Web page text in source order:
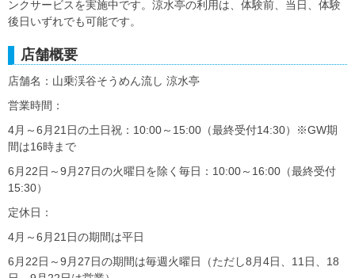
ンクサービスを実施中です。涼水亭の利用は、体験前、当日、体験
後日いずれでも可能です。
店舗概要
店舗名：山乗渓谷そうめん流し 涼水亭
営業時間：
4月～6月21日の土日祝：10:00～15:00（最終受付14:30）※GW期
間は16時まで
6月22日～9月27日の火曜日を除く毎日：10:00～16:00（最終受付
15:30）
定休日：
4月～6月21日の期間は平日
6月22日～9月27日の期間は毎週火曜日（ただし8月4日、11日、18